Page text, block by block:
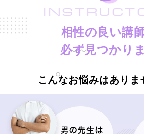
相性の良い講
必ず見つかり
こんなお悩みはありま